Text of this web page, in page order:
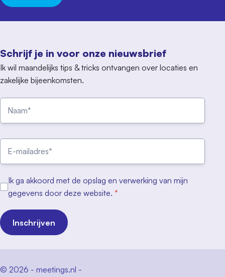
Schrijf je in voor onze nieuwsbrief
Ik wil maandelijks tips & tricks ontvangen over locaties en
zakelijke bijeenkomsten.
Ik ga akkoord met de opslag en verwerking van mijn
gegevens door deze website. *
Inschrijven
© 2026 - meetings.nl -